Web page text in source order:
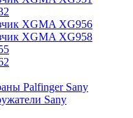
XGMA XG956
XGMA XG958
Palfinger Sany
Sany